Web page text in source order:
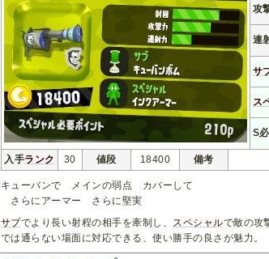
攻
連
サ
ス
S
入手ランク 30 値段 18400 備考
キューバンで メインの弱点 カバーして
さらにアーマー さらに堅実
サブでより長い射程の相手を牽制し、 スペシャルで敵の攻
では通らない場面に対応できる、使い勝手の良さが魅力。